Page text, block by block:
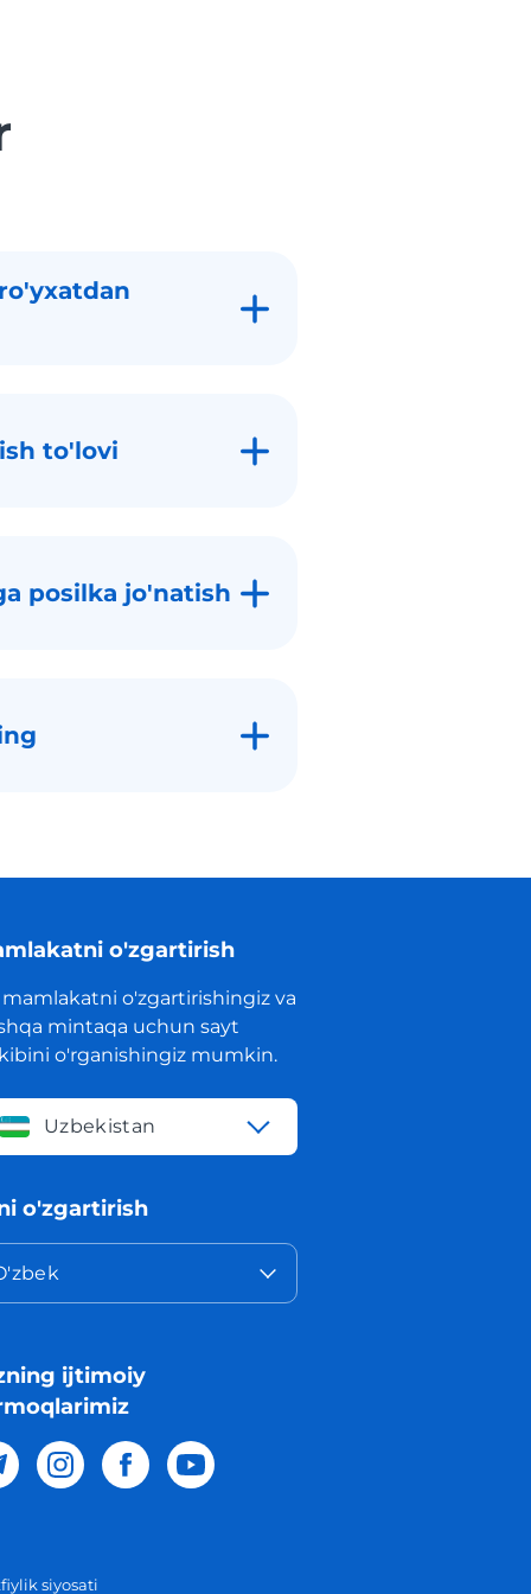
to'lovi
posilka jo'natish
o'zgartirish
mamlakatni o'zgartirishingiz va
mintaqa uchun sayt
o'rganishingiz mumkin.
Uzbekistan
o'zgartirish
ijtimoiy
siyosati